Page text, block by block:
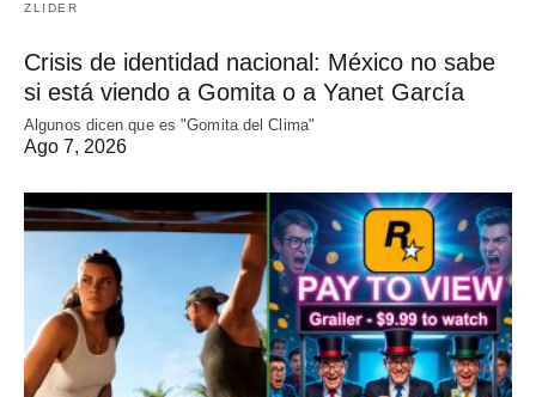
ZLIDER
Crisis de identidad nacional: México no sabe
si está viendo a Gomita o a Yanet García
Algunos dicen que es "Gomita del Clima"
Ago 7, 2026